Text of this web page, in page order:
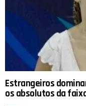
Estrangeiros
os absolutos da